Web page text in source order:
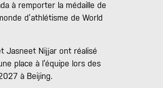
à remporter la médaille de
d’athlétisme de World
Jasneet Nijjar ont réalisé
place à l’équipe lors des
à Beijing.